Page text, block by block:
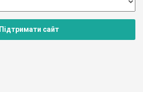
Підтримати сайт